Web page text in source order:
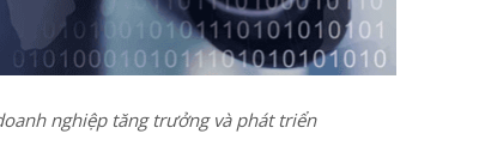
nghiệp tăng trưởng và phát triển